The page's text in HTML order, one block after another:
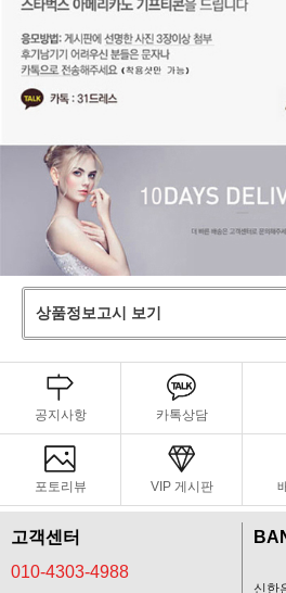
상품정보고시 보기
공지사항 카톡상담
포토리뷰 VIP 게시판
고객센터
010-4303-4988
신한